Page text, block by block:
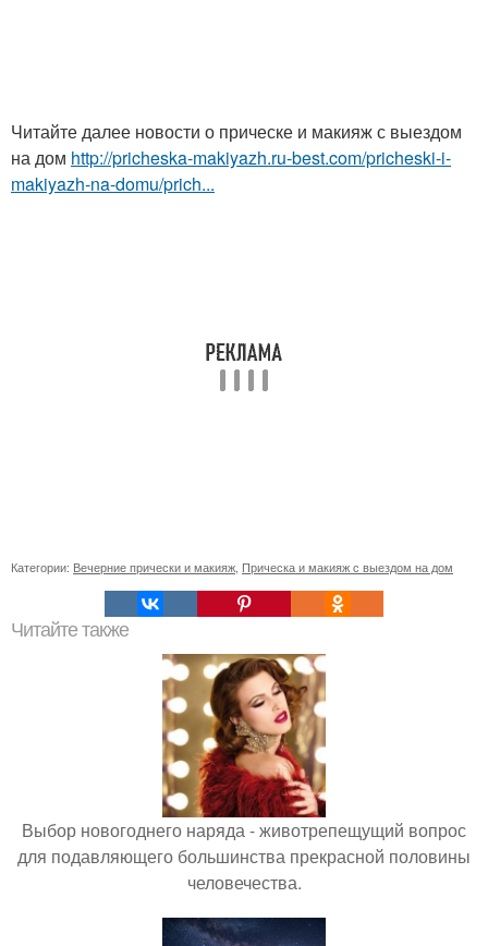
Читайте далее новости о прическе и макияж с выездом
на дом http://pricheska-makiyazh.ru-best.com/pricheski-i-
makiyazh-na-domu/prich...
Категории: Вечерние прически и макияж Прическа и макияж с выездом на дом
Читайте также
Выбор новогоднего наряда - животрепещущий вопрос
для подавляющего большинства прекрасной половины
человечества.